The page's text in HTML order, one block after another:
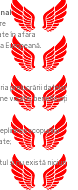
în afara
Europeană.
prelucrării datelor
vizate, beneficiați
scopurilor
și nu există niciun